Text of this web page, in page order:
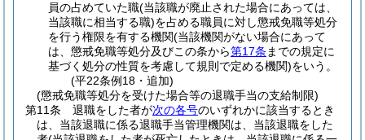
員の占めていた職(当該職が廃止された場合にあっては、
当該職に相当する職)を占める職員に対し懲戒免職等処分
を行う権限を有する機関(当該機関がない場合にあって
は、懲戒免職等処分及びこの条から第17条 までの規定に
基づく処分の性質を考慮して規則で定める機関)をいう。
(平22条例18・追加)
(懲戒免職等処分を受けた場合等の退職手当の支給制限)
第11条
退職をした者が次の各号のいずれかに該当するとき
は、当該退職に係る退職手当管理機関は、当該退職をした